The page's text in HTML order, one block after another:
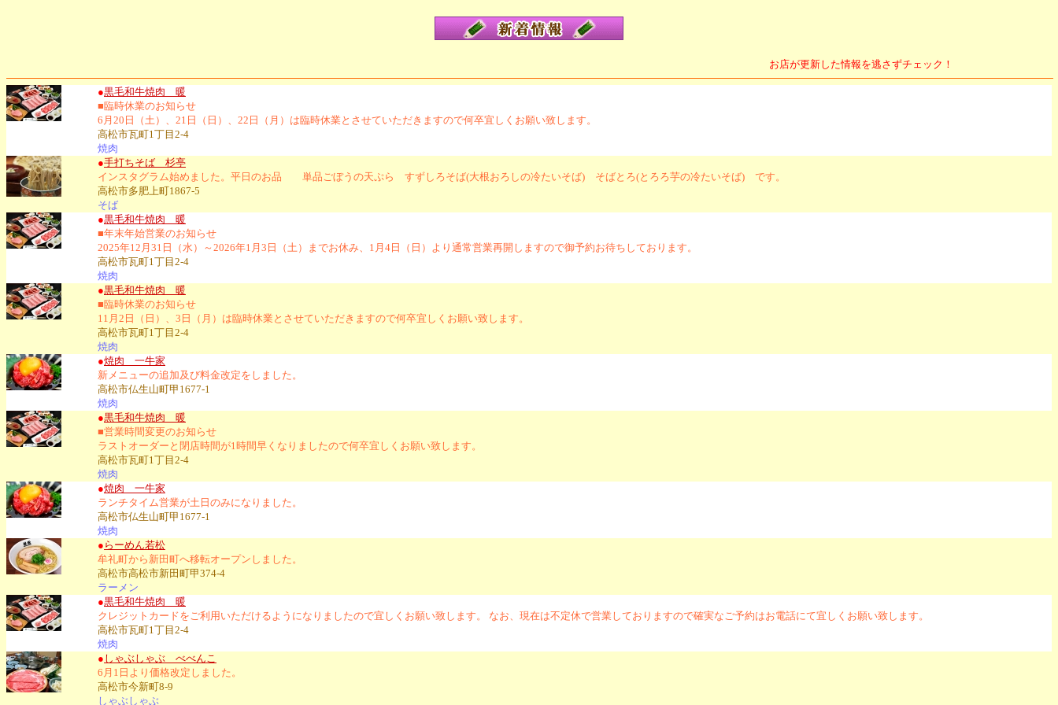
お店が更新した情報を逃さずチェック！
●黒毛和牛焼肉 暖
■臨時休業のお知らせ
6月20日（土）、21日（日）、22日（月）は臨時休業とさせていただきますので何卒宜しくお願い致します。
高松市瓦町1丁目2-4
焼肉
●手打ちそば 杉亭
インスタグラム始めました。平日のお品 単品ごぼうの天ぷら すずしろそば(大根おろしの冷たいそば) そばとろ(とろろ芋の冷たいそば) です。
高松市多肥上町1867-5
そば
●黒毛和牛焼肉 暖
■年末年始営業のお知らせ
2025年12月31日（水）～2026年1月3日（土）までお休み、1月4日（日）より通常営業再開しますので御予約お待ちしております。
高松市瓦町1丁目2-4
焼肉
●黒毛和牛焼肉 暖
■臨時休業のお知らせ
11月2日（日）、3日（月）は臨時休業とさせていただきますので何卒宜しくお願い致します。
高松市瓦町1丁目2-4
焼肉
●焼肉 一牛家
新メニューの追加及び料金改定をしました。
高松市仏生山町甲1677-1
焼肉
●黒毛和牛焼肉 暖
■営業時間変更のお知らせ
ラストオーダーと閉店時間が1時間早くなりましたので何卒宜しくお願い致します。
高松市瓦町1丁目2-4
焼肉
●焼肉 一牛家
ランチタイム営業が土日のみになりました。
高松市仏生山町甲1677-1
焼肉
● らーめん若松
牟礼町から新田町へ移転オープンしました。
高松市高松市新田町甲374-4
ラーメン
●黒毛和牛焼肉 暖
クレジットカードをご利用いただけるようになりましたので宜しくお願い致します。 なお、現在は不定休で営業しておりますので確実なご予約はお電話にて宜しくお願い致します。
高松市瓦町1丁目2-4
焼肉
● しゃぶしゃぶ べべんこ
6月1日より価格改定しました。
高松市今新町8-9
しゃぶしゃぶ